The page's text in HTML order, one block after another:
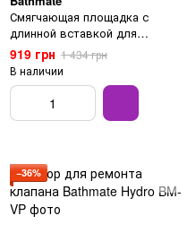
Смягчающая площадка с
длинной вставкой для
Hydromax X40 (Hydromax 9)
919 грн 1 434 грн
В наличии
−36%